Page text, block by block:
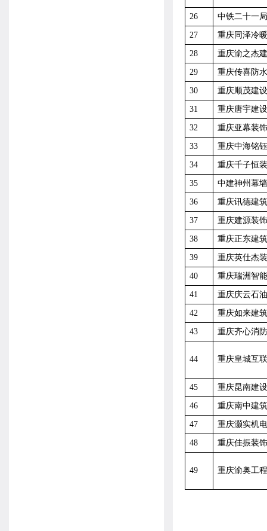
26 中铁二十一
27 重庆同泽冷
28 重庆渝之杰
29 重庆传喜防
30 重庆顺茂建
31 重庆唐宇建
32 重庆亚幕装
33 重庆中海铭
34 重庆千子恒
35 中建神州幕
36 重庆讯德建
37 重庆建源装
38 重庆正东建
39 重庆英仕杰
40 重庆瑞洲智
41 重庆庆云石
42 重庆如来建
43 重庆齐心消
44 重庆皇城互
45 重庆昆南建
46 重庆南中建
47 重庆灏实机
48 重庆佳振装
49 重庆渝奥工